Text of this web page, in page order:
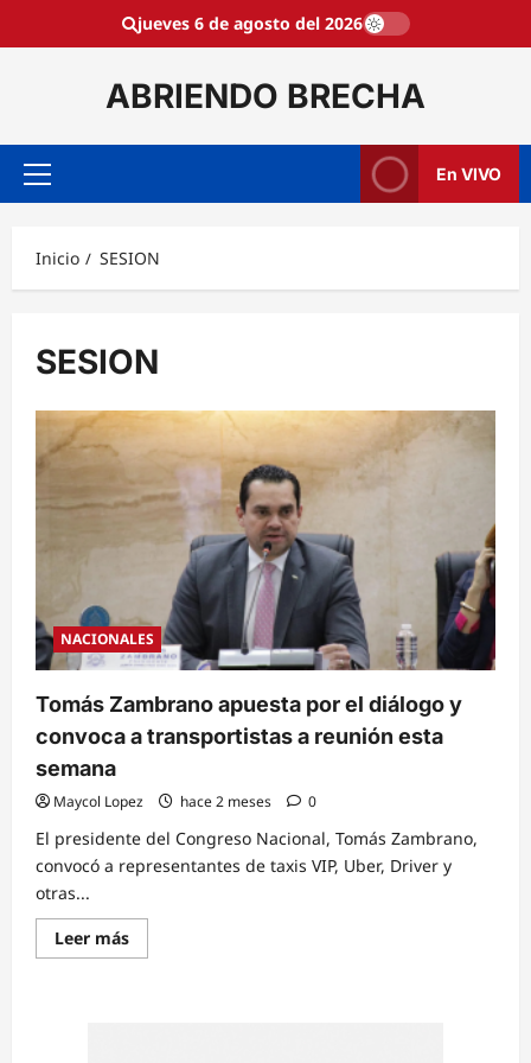
jueves 6 de agosto del 2026
ABRIENDO BRECHA
Menú
En VIVO
Inicio SESION
SESION
NACIONALES
Tomás Zambrano apuesta por el diálogo y
convoca a transportistas a reunión esta
semana
Maycol Lopez hace 2 meses 0
El presidente del Congreso Nacional, Tomás Zambrano,
convocó a representantes de taxis VIP, Uber, Driver y
otras...
Leer másRead
more